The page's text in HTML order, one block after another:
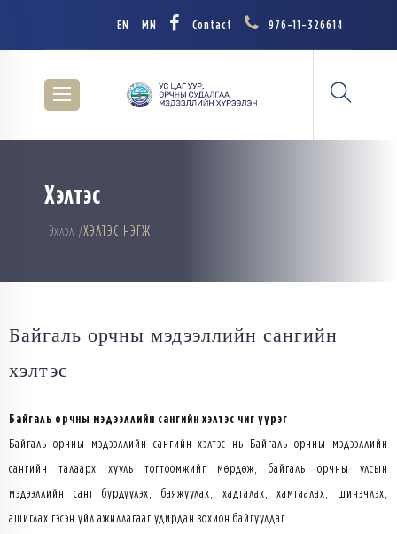
EN MN Contact 976-11-326614
Хэлтэс
Эхлэл ХЭЛТЭС НЭГЖ
Байгаль орчны мэдээллийн сангийн
хэлтэс
Байгаль орчны мэдээллийн сангийн хэлтэс чиг үүрэг
Байгаль орчны мэдээллийн сангийн хэлтэс нь Байгаль орчны мэдээллийн
сангийн талаарх хууль тогтоомжийг мөрдөж, байгаль орчны улсын
мэдээллийн санг бүрдүүлэх, баяжуулах, хадгалах, хамгаалах, шинэчлэх,
ашиглах гэсэн үйл ажиллагааг удирдан зохион байгуулдаг.